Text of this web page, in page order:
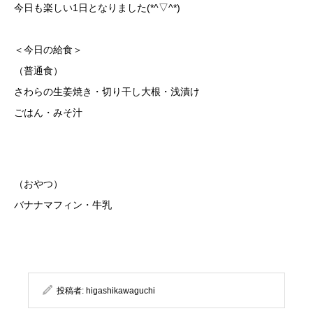
今日も楽しい1日となりました(*^▽^*)
＜今日の給食＞
（普通食）
さわらの生姜焼き・切り干し大根・浅漬け
ごはん・みそ汁
（おやつ）
バナナマフィン・牛乳
投稿者: higashikawaguchi